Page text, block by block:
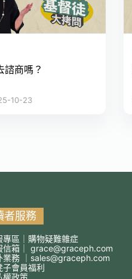
諮商嗎？
10-23
者服務
專區｜購物疑難雜症
箱｜ grace@graceph.com
務 ｜ sales@graceph.com
子會員福利
權政策